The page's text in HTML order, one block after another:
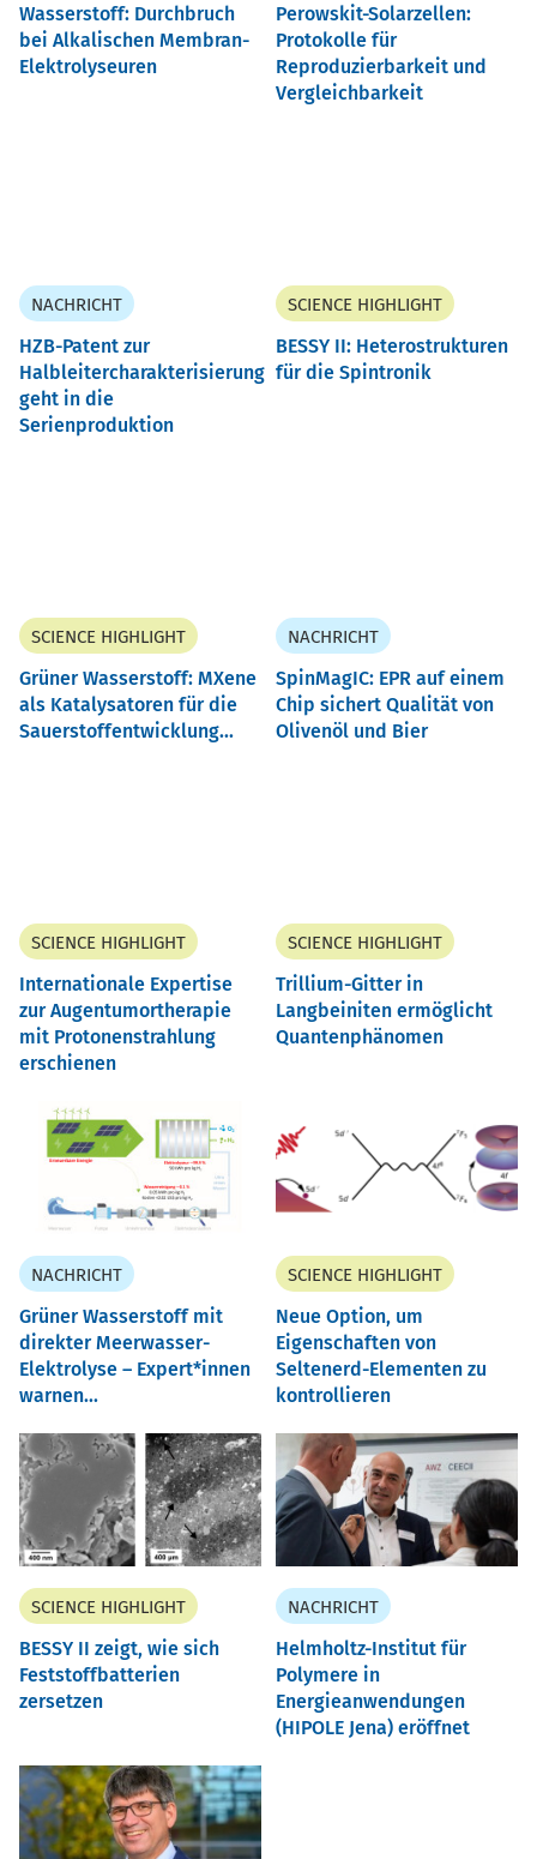
Wasserstoff: Durchbruch
bei Alkalischen Membran-
Elektrolyseuren
Perowskit-Solarzellen:
Protokolle für
Reproduzierbarkeit und
Vergleichbarkeit
NACHRICHT
HZB-Patent zur
Halbleitercharakterisierung
geht in die
Serienproduktion
SCIENCE HIGHLIGHT
BESSY II: Heterostrukturen
für die Spintronik
SCIENCE HIGHLIGHT
Grüner Wasserstoff: MXene
als Katalysatoren für die
Sauerstoffentwicklung...
NACHRICHT
SpinMagIC: EPR auf einem
Chip sichert Qualität von
Olivenöl und Bier
SCIENCE HIGHLIGHT
Internationale Expertise
zur Augentumortherapie
mit Protonenstrahlung
erschienen
SCIENCE HIGHLIGHT
Trillium-Gitter in
Langbeiniten ermöglicht
Quantenphänomen
NACHRICHT
Grüner Wasserstoff mit
direkter Meerwasser-
Elektrolyse – Expert*innen
warnen...
SCIENCE HIGHLIGHT
Neue Option, um
Eigenschaften von
Seltenerd-Elementen zu
kontrollieren
SCIENCE HIGHLIGHT
BESSY II zeigt, wie sich
Feststoffbatterien
zersetzen
NACHRICHT
Helmholtz-Institut für
Polymere in
Energieanwendungen
(HIPOLE Jena) eröffnet